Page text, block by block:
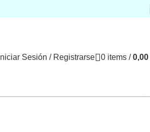
Iniciar Sesión / Registrarse 0 items / 0,00